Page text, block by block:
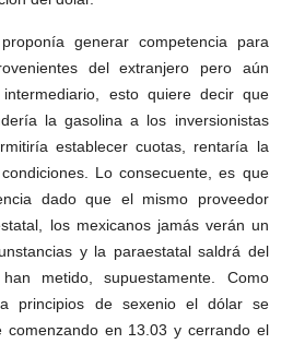
generar competencia para
del extranjero pero aún
esto quiere decir que
la gasolina a los inversionistas
establecer cuotas, rentaría la
Lo consecuente, es que
dado que el mismo proveedor
los mexicanos jamás verán un
y la paraestatal saldrá del
metido, supuestamente. Como
a principios de sexenio el dólar se
comenzando en 13.03 y cerrando el